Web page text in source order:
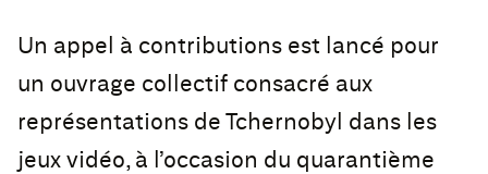
Un appel à contributions est lancé pour
un ouvrage collectif consacré aux
représentations de Tchernobyl dans les
jeux vidéo, à l’occasion du quarantième